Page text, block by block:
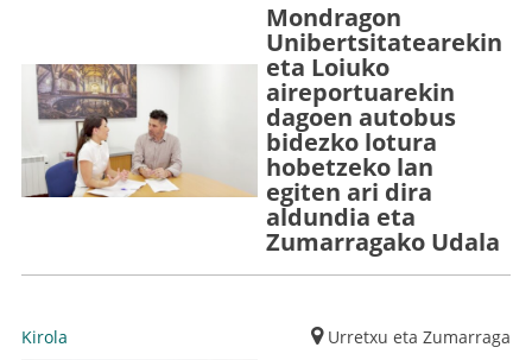
Mondragon
Unibertsitatearekin
eta Loiuko
aireportuarekin
dagoen autobus
bidezko lotura
hobetzeko lan
egiten ari dira
aldundia eta
Zumarragako Udala
Kirola Urretxu eta Zumarraga